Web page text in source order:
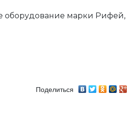
оборудование марки Рифей,
Поделиться